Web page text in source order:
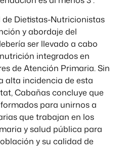
de Dietistas-Nutricionistas
y abordaje del
ser llevado a cabo
integrados en
de Atención Primaria. Sin
alta incidencia de esta
Cabañas concluye que
para unirnos a
que trabajan en los
y salud pública para
y su calidad de